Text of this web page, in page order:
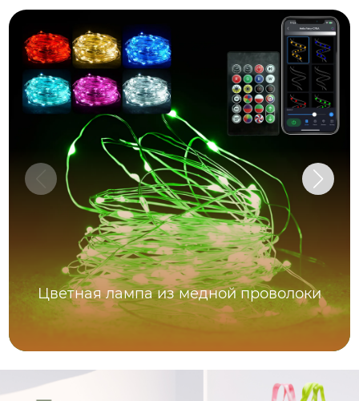
Цветная лампа из медной проволоки